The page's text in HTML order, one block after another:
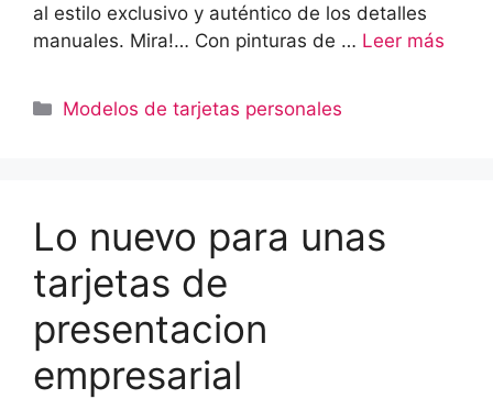
al estilo exclusivo y auténtico de los detalles
manuales. Mira!… Con pinturas de … Leer más
Categorías
Modelos de tarjetas personales
Lo nuevo para unas
tarjetas de
presentacion
empresarial